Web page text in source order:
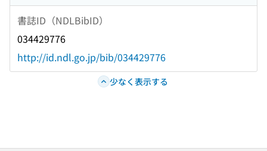
書誌ID（NDLBibID）
034429776
http://id.ndl.go.jp/bib/034429776
少なく表示する